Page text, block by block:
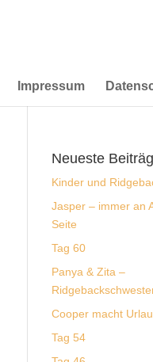
Impressum
Neueste
Kinder und
Jasper – immer an
Seite
Tag 60
Panya & Zita –
Cooper macht
Tag 54